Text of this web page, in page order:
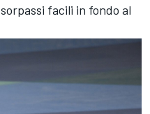
facili in fondo al